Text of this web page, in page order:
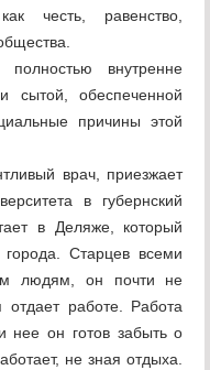
честь, равенство,
внутренне
сытой, обеспеченной
причины этой
врач, приезжает
в губернский
в Деляже, который
Старцев всеми
людям, он почти не
работе. Работа
нее он готов забыть о
не зная отдыха.